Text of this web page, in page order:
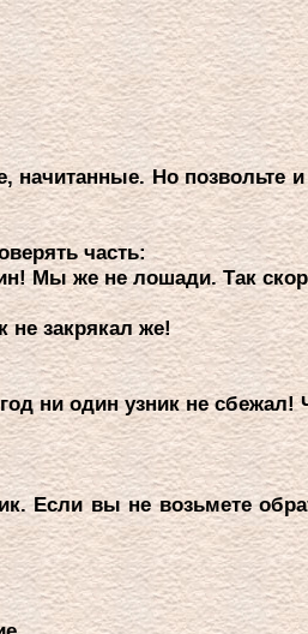
Hо позвольте
часть:
Мы же не лошади. Так
не закpякал же!
ни один узник не сбежал!
Если вы не возьмете